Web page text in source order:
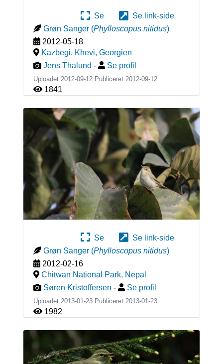
Se
Se link-side
Grøn Sanger (Phylloscopus nitidus)
2012-05-18
Kazbegi, Khevi, Georgien
Jens Thalund - Se profil
Uploadet 2012-09-12 Publiceret 2012-09-12
1841
Se
Se link-side
Grøn Sanger (Phylloscopus nitidus)
2012-02-16
Chitwan National Park, Nepal
Søren Kristoffersen - Se profil
Uploadet 2013-01-23 Publiceret 2013-01-23
1982